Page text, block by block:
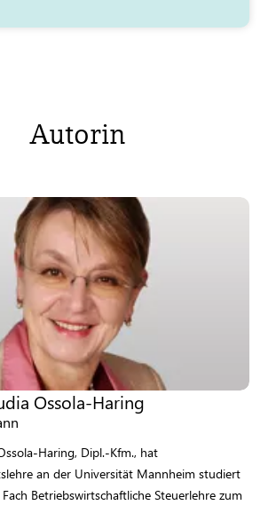
Autorin
Ossola-Haring
Haring, Dipl.-Kfm., hat
an der Universität Mannheim studiert
Betriebswirtschaftliche Steuerlehre zum